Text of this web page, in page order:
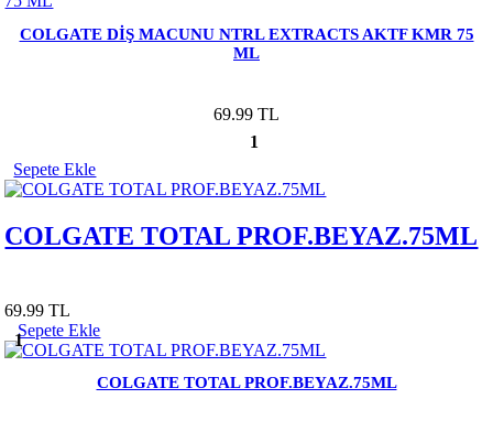
COLGATE DİŞ MACUNU NTRL EXTRACTS AKTF KMR 75
ML
69.99 TL
1
Sepete Ekle
COLGATE TOTAL PROF.BEYAZ.75ML
69.99 TL
1
Sepete Ekle
COLGATE TOTAL PROF.BEYAZ.75ML